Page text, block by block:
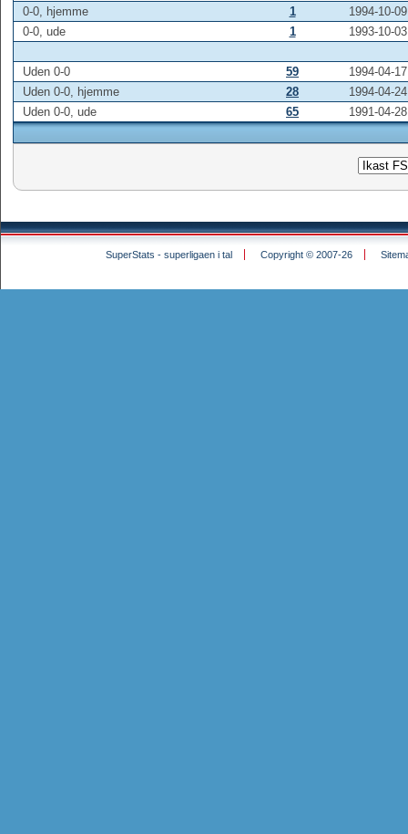
0-0, hjemme
1
1994-10-09
0-0, ude
1 1993-10-03
Uden 0-0 59
1994-04-17
Uden 0-0, hjemme
28
1994-04-24
Uden 0-0, ude
65 1991-04-28
SuperStats - superligaen i tal Copyright © 2007-26